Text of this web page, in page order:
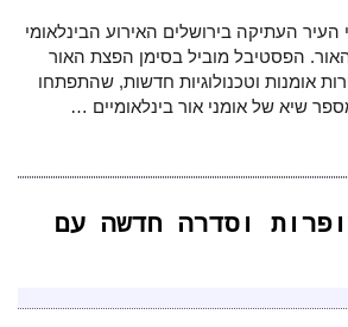
ברחבי העיר העתיקה בירושלים האירוע הבינלאומי
הפסטיבל מוביל בסימן הפצת האור
בין אנשים ומציג כ-30 יצירות אומנות וטכנולוגיות חדשות, שהתפתחו
שיא של אומני אור בינלאומיים …
וסדרה חדשה עם